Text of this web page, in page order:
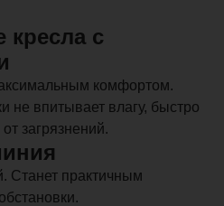
кресла с
комфортом.
не впитывает влагу, быстро
загрязнений.
Станет практичным